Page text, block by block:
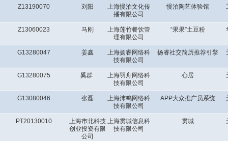
Z13190070 刘阳
上海慢泊文化传
播有限公司
慢泊陶艺体验馆
Z13060023 马刚
上海莲竹餐饮管
理有限公司
“果果”土豆粉
G13280047 姜鑫
上海扬睿网络科
技有限公司
扬睿社交简历推荐引擎
G13280075 奚群
上海羽舟网络科
技有限公司
心居
G13080046 张磊
上海沛鸣网络科
技有限公司
APP大众推广员系统
PT20130010
上海市北科技
创业投资有限
公司
上海贯城信息科
技有限公司
贯城